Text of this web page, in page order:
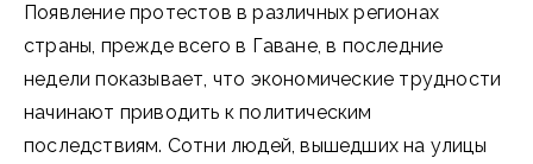
Появление протестов в различных регионах
страны, прежде всего в Гаване, в последние
недели показывает, что экономические трудности
начинают приводить к политическим
последствиям. Сотни людей, вышедших на улицы